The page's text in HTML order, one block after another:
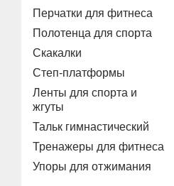
Перчатки для фитнеса
Полотенца для спорта
Скакалки
Степ-платформы
Ленты для спорта и
жгуты
Тальк гимнастический
Тренажеры для фитнеса
Упоры для отжимания